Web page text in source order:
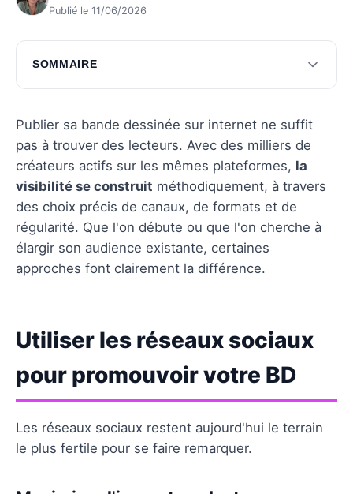
Publié le 11/06/2026
SOMMAIRE
Utiliser les réseaux sociaux pour promouvoir
Créer un site web pour votre BD
Collaborer avec d'autres créateurs
Questions fréquentes
Publier sa bande dessinée sur internet ne suffit
pas à trouver des lecteurs. Avec des milliers de
créateurs actifs sur les mêmes plateformes, la
visibilité se construit méthodiquement, à travers
des choix précis de canaux, de formats et de
régularité. Que l'on débute ou que l'on cherche à
élargir son audience existante, certaines
approches font clairement la différence.
Utiliser les réseaux sociaux
pour promouvoir votre BD
Les réseaux sociaux restent aujourd'hui le terrain
le plus fertile pour se faire remarquer.